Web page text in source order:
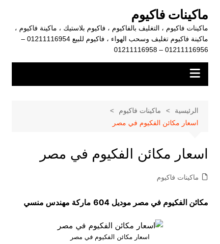
المحتوى
ماكينات فاكيوم
ماكينات فاكيوم ، التغليف بالفاكيوم ، فاكيوم بلاستيك ، ماكينة فاكيوم ،
ماكينة فاكيوم تغليف وسحب الهواء ، فاكيوم للبيع 01211116954 –
01211116956 – 01211116958
الرئيسية
ماكينات فاكيوم
اسعار مكائن الفكيوم في مصر
اسعار مكائن الفكيوم في مصر
ماكينات فاكيوم
مكائن الفكيوم في مصر موديل 604 ماركة مهندس منسي
اسعار مكائن الفكيوم في مصر